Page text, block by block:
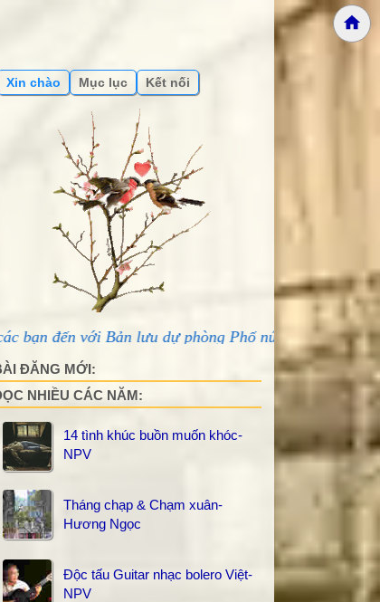
Xin chào Mục lục Kết nối
lưu dự phòng Phố núi và bạn bè...
ĐĂNG MỚI:
NHIỀU CÁC NĂM:
14 tình khúc buồn muốn khóc-
NPV
Tháng chạp & Chạm xuân-
Hương Ngọc
Độc tấu Guitar nhạc bolero Việt-
NPV